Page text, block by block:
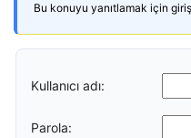
Bu konuyu yanıtlamak için giriş
Kullanıcı adı:
Parola: